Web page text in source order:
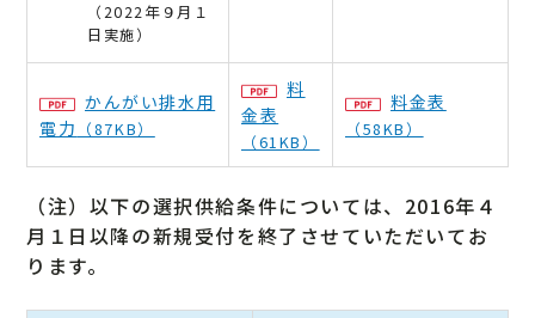
（2022年９月１
日実施）
かんがい排水用
電力 （87KB）
料
金表
（61KB）
料金表
（58KB）
（注）以下の選択供給条件については、2016年４
月１日以降の新規受付を終了させていただいてお
ります。